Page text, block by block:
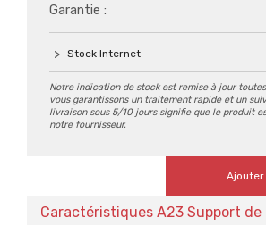
Garantie :
Stock Internet
Notre indication de stock est remise à jour
vous garantissons un traitement rapide et un
livraison sous 5/10 jours signifie que le produit
notre fournisseur.
Ajouter
Caractéristiques A23 Support de